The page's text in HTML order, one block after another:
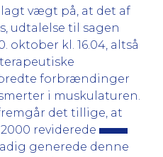
vægt på, at det af
s, udtalelse til sagen
oktober kl. 16.04, altså
forbrændinger
i muskulaturen.
det tillige, at
reviderede
generede denne